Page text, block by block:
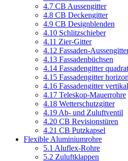
4.7 CB Aussengitter
4.8 CB Deckengitter
4.9 CB Designblenden
4.10 Schlitzschieber
4.11 Zier-Gitter
4.12 Fassaden-
4.13 Fassadenbüchsen
4.14 Fassadengitter
4.15 Fassadengitter
4.16 Fassadengitter vertikal
4.17 Teleskop-Mauerrohre
4.18 Wetterschutzgitter
4.19 Ab- und Zuluftventil
4.20 CB Revisionstüren
4.21 CB Putzkapsel
Flexible Aluminiumrohre
5.1 Aluflex-Rohre
5.2 Zuluftklappen